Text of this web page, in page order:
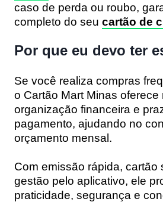
caso de perda ou roubo,
completo do seu cartão de
Por que eu devo ter
Se você realiza compras
o Cartão Mart Minas oferece
organização financeira e
pagamento, ajudando no
orçamento mensal.
Com emissão rápida, cartão
gestão pelo aplicativo, ele
praticidade, segurança e